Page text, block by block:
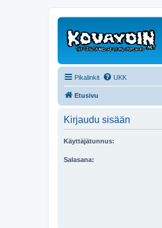
Pikalinkit UKK
Etusivu
Kirjaudu sisään
Käyttäjätunnus:
Salasana: